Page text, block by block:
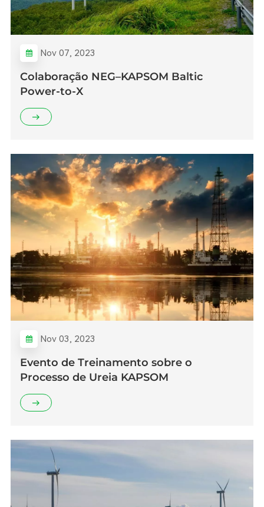
Nov 07, 2023
Colaboração NEG–KAPSOM Baltic
Power-to-X
Nov 03, 2023
Evento de Treinamento sobre o
Processo de Ureia KAPSOM